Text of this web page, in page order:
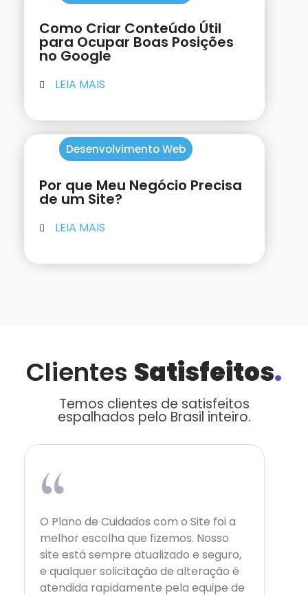
Como Criar Conteúdo Útil
para Ocupar Boas Posições
no Google
LEIA MAIS
Desenvolvimento Web
Por que Meu Negócio Precisa
de um Site?
LEIA MAIS
Clientes Satisfeitos.
Temos clientes de satisfeitos
espalhados pelo Brasil inteiro.
“
O Plano de Cuidados com o Site foi a
melhor escolha que fizemos. Nosso
site está sempre atualizado e seguro,
e qualquer solicitação de alteração é
atendida rapidamente pela equipe de